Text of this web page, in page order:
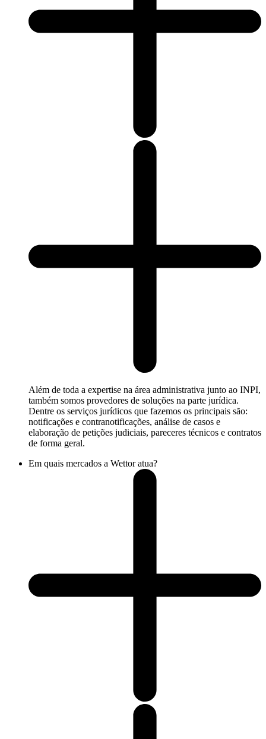
Além de toda a expertise na área administrativa junto ao INPI,
também somos provedores de soluções na parte jurídica.
Dentre os serviços jurídicos que fazemos os principais são:
notificações e contranotificações, análise de casos e
elaboração de petições judiciais, pareceres técnicos e contratos
de forma geral.
Em quais mercados a Wettor atua?